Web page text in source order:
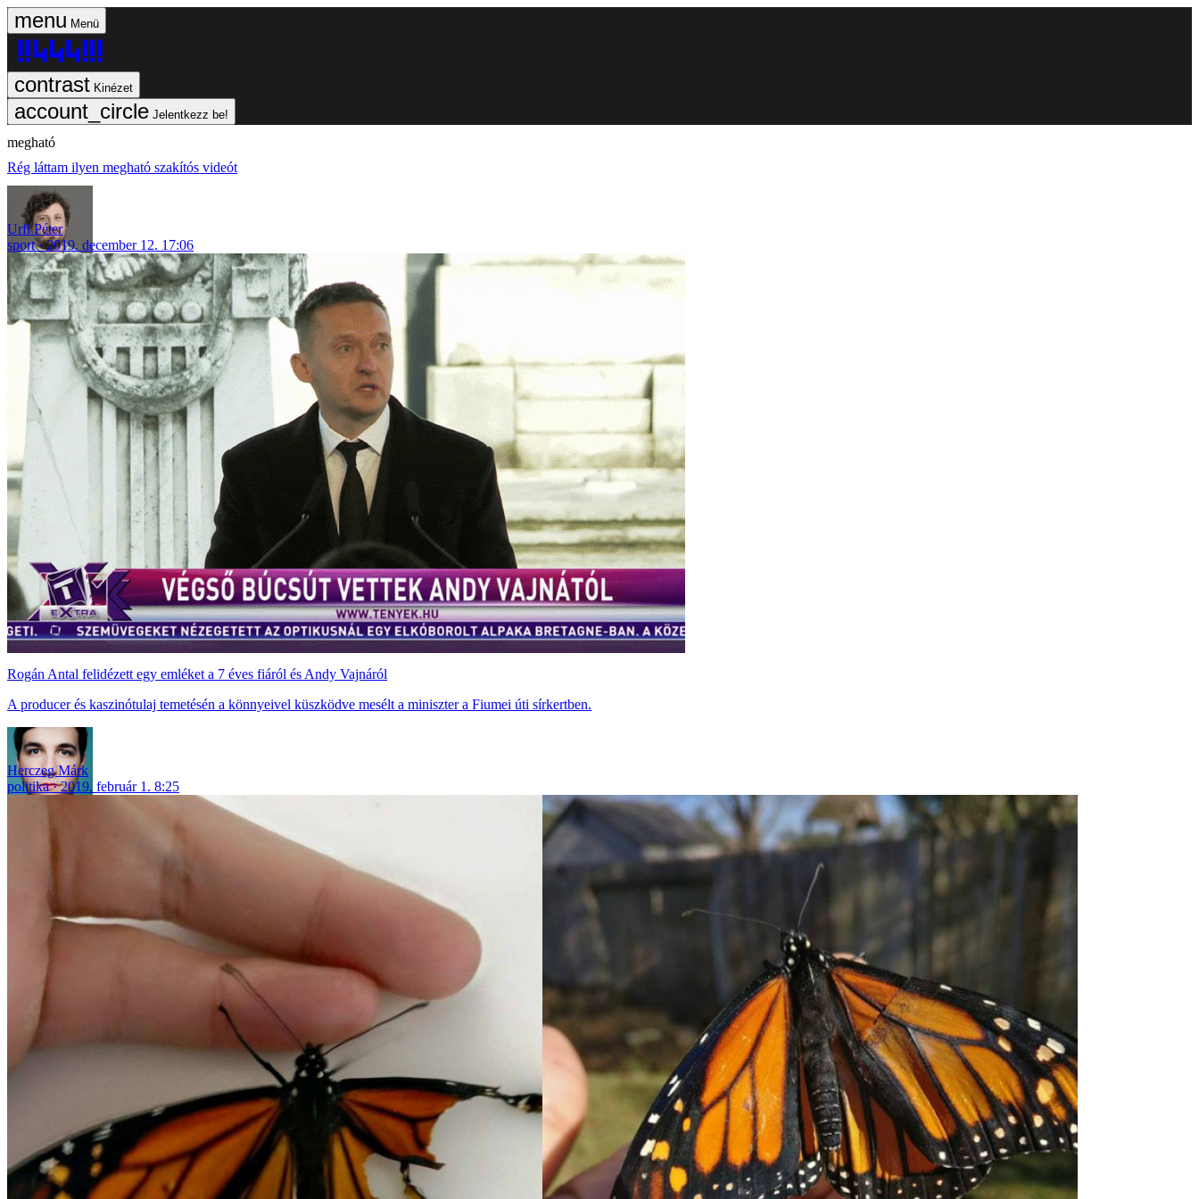
Menü
Kinézet
Jelentkezz be!
megható
Rég láttam ilyen megható szakítós videót
Urfi Péter
sport
2019. december 12. 17:06
Rogán Antal felidézett egy emléket a 7 éves fiáról és Andy Vajnáról
A producer és kaszinótulaj temetésén a könnyeivel küszködve mesélt a miniszter a Fiumei úti sírkertben.
Herczeg Márk
politika
2019. február 1. 8:25